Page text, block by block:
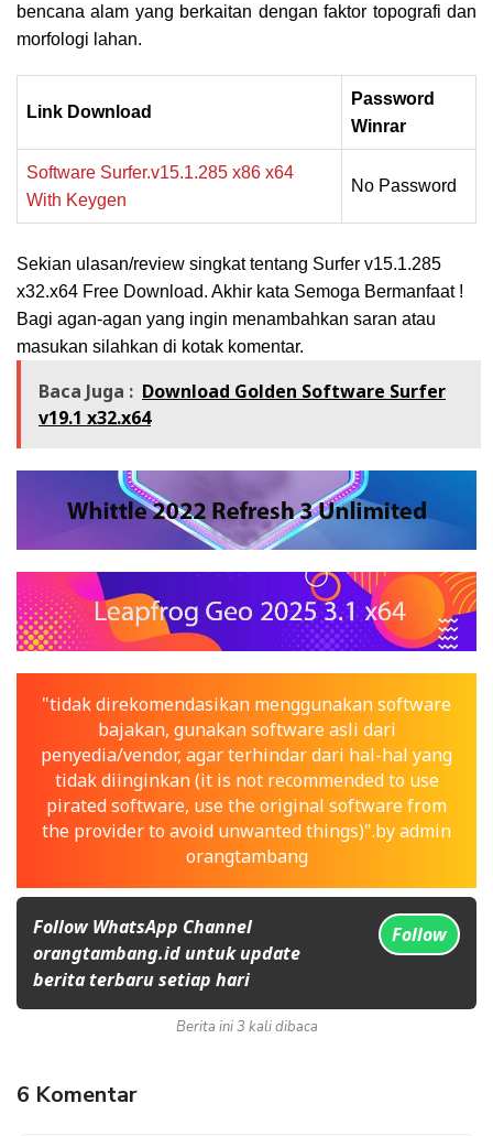
bencana alam yang berkaitan dengan faktor topografi dan
morfologi lahan.
Link Download
Password
Winrar
Software Surfer.v15.1.285 x86 x64
With Keygen
No Password
Sekian ulasan/review singkat tentang Surfer v15.1.285
x32.x64 Free Download. Akhir kata Semoga Bermanfaat !
Bagi agan-agan yang ingin menambahkan saran atau
masukan silahkan di kotak komentar.
Baca Juga : Download Golden Software Surfer
v19.1 x32.x64
"tidak direkomendasikan menggunakan software
bajakan, gunakan software asli dari
penyedia/vendor, agar terhindar dari hal-hal yang
tidak diinginkan (it is not recommended to use
pirated software, use the original software from
the provider to avoid unwanted things)".by admin
orangtambang
Follow WhatsApp Channel
orangtambang.id untuk update
berita terbaru setiap hari
Follow
Berita ini 3 kali dibaca
6 Komentar